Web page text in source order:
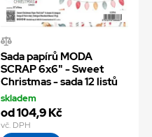
Sada papírů MODA
SCRAP 6x6" - Sweet
Christmas - sada 12 listů
skladem
od 104,9 Kč
vč. DPH